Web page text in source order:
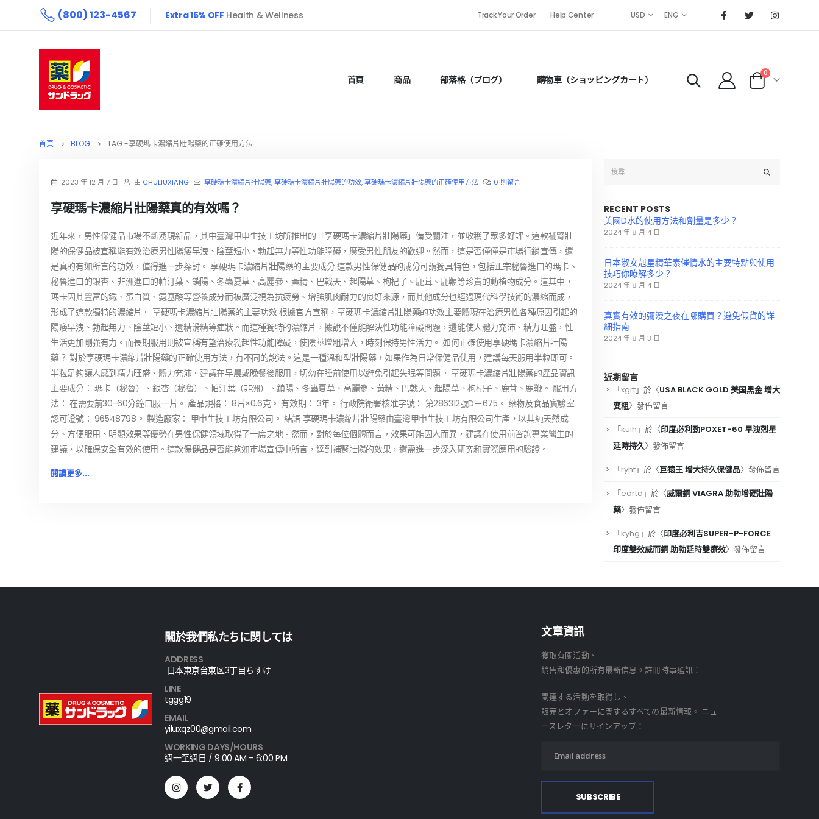
(800) 123-4567 Extra 15% OFFHealth & Wellness Track Your Order Help Center USD ENG
首頁 商品 部落格（ブログ） 購物車（ショッピングカート）
0
首頁 BLOG TAG -享硬瑪卡濃縮片壯陽藥的正確使用方法
2023 年 12 月 7 日 由 CHULIUXIANG 享硬瑪卡濃縮片壯陽藥,享硬瑪卡濃縮片壯陽藥的功效,享硬瑪卡濃縮片壯陽藥的正確使用方法 0 則留言
享硬瑪卡濃縮片壯陽藥真的有效嗎？
近年來，男性保健品市場不斷湧現新品，其中臺灣甲申生技工坊所推出的「享硬瑪卡濃縮片壯陽藥」備受關注，並收穫了眾多好評。這款補腎壯
陽的保健品被宣稱能有效治療男性陽痿早洩、陰莖短小、勃起無力等性功能障礙，廣受男性朋友的歡迎。然而，這是否僅僅是市場行銷宣傳，還
是真的有如所言的功效，值得進一步探討。 享硬瑪卡濃縮片壯陽藥的主要成分 這款男性保健品的成分可謂獨具特色，包括正宗秘魯進口的瑪卡、
秘魯進口的銀杏、非洲進口的帕汀葉、鎖陽、冬蟲夏草、高麗參、黃精、巴戟天、起陽草、枸杞子、鹿茸、鹿鞭等珍貴的動植物成分。這其中，
瑪卡因其豐富的鐵、蛋白質、氨基酸等營養成分而被廣泛視為抗疲勞、增強肌肉耐力的良好來源，而其他成分也經過現代科學技術的濃縮而成，
形成了這款獨特的濃縮片。 享硬瑪卡濃縮片壯陽藥的主要功效 根據官方宣稱，享硬瑪卡濃縮片壯陽藥的功效主要體現在治療男性各種原因引起的
陽痿早洩、勃起無力、陰莖短小、遺精滑精等症狀。而這種獨特的濃縮片，據說不僅能解決性功能障礙問題，還能使人體力充沛、精力旺盛，性
生活更加剛強有力。而長期服用則被宣稱有望治療勃起性功能障礙，使陰莖增粗增大，時刻保持男性活力。 如何正確使用享硬瑪卡濃縮片壯陽
藥？ 對於享硬瑪卡濃縮片壯陽藥的正確使用方法，有不同的說法。這是一種溫和型壯陽藥，如果作為日常保健品使用，建議每天服用半粒即可。
半粒足夠讓人感到精力旺盛、體力充沛。建議在早晨或晚餐後服用，切勿在睡前使用以避免引起失眠等問題。 享硬瑪卡濃縮片壯陽藥的產品資訊
主要成分： 瑪卡（秘魯）、銀杏（秘魯）、帕汀葉（非洲）、鎖陽、冬蟲夏草、高麗參、黃精、巴戟天、起陽草、枸杞子、鹿茸、鹿鞭。 服用方
法： 在需要前30-60分鐘口服一片。 產品規格： 8片×0.6克。 有效期： 3年。 行政院衛署核准字號： 第286312號D－675。 藥物及食品實驗室
認可證號： 96548798。 製造廠家： 甲申生技工坊有限公司。 結語 享硬瑪卡濃縮片壯陽藥由臺灣甲申生技工坊有限公司生產，以其純天然成
分、方便服用、明顯效果等優勢在男性保健領域取得了一席之地。然而，對於每位個體而言，效果可能因人而異，建議在使用前咨詢專業醫生的
建議，以確保安全有效的使用。這款保健品是否能夠如市場宣傳中所言，達到補腎壯陽的效果，還需進一步深入研究和實際應用的驗證。
閱讀更多...
RECENT POSTS
美國D水的使用方法和劑量是多少？
2024 年 8 月 4 日
日本淑女剋星精華素催情水的主要特點與使用
技巧你瞭解多少？
2024 年 8 月 4 日
真實有效的彌漫之夜在哪購買？避免假貨的詳
細指南
2024 年 8 月 3 日
近期留言
「xgrt」於〈USA BLACK GOLD 美国黑金 增大
变粗〉發佈留言
「kuih 」於〈印度必利勁POXET-60 早洩剋星
延時持久〉發佈留言
「ryht」於〈巨猿王 增大持久保健品〉發佈留言
「edrtd 」於〈威爾鋼 VIAGRA 助勃增硬壯陽
藥〉發佈留言
「kyhg 」於〈印度必利吉SUPER-P-FORCE
印度雙效威而鋼 助勃延時雙療效〉發佈留言
關於我們私たちに関しては
ADDRESS
日本東京台東区3丁目ちすけ
LINE
tggg19
EMAIL
yiluxqz00@gmail.com
WORKING DAYS/HOURS
週一至週日 / 9:00 AM - 6:00 PM
文章資訊
獲取有關活動、
銷售和優惠的所有最新信息。註冊時事通訊：
関連する活動を取得し、
販売とオファーに関するすべての最新情報。 ニュ
ースレターにサインアップ：